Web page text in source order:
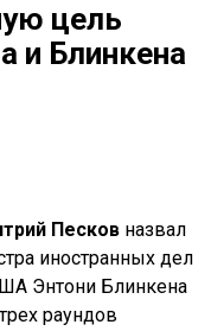
цель
и Блинкена
Песков назвал
иностранных дел
Энтони Блинкена
раундов